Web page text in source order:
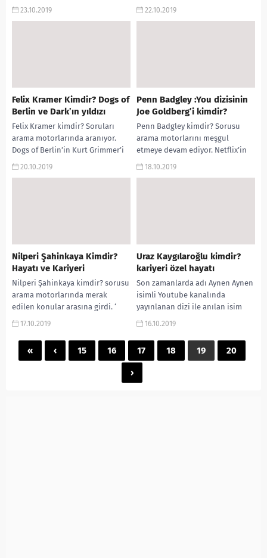
Cranston kimdir? soruları arama
23.10.2019
oyuncu Emma Mackey kimdir?
22.10.2019
Felix Kramer Kimdir? Dogs of
Berlin ve Dark’ın yıldızı
Felix Kramer kimdir? Soruları
arama motorlarında aranıyor.
Dogs of Berlin’in Kurt Grimmer’i
Felix Kramer kimdir? Felix Kramer
20.10.2019
Penn Badgley :You dizisinin
Joe Goldberg’i kimdir?
Penn Badgley kimdir? Sorusu
arama motorlarını meşgul
etmeye devam ediyor. Netflix’in
You dizisinin yıldızı biyografi, kaç
18.10.2019
Nilperi Şahinkaya Kimdir?
Hayatı ve Kariyeri
Nilperi Şahinkaya kimdir? sorusu
arama motorlarında merak
edilen konular arasına girdi. ‘
Nilperi Şahinkaya’nın yaşı?
diziler’, ‘Nilperi...
17.10.2019
Uraz Kaygılaroğlu kimdir?
kariyeri özel hayatı
Son zamanlarda adı Aynen Aynen
isimli Youtube kanalında
yayınlanan dizi ile anılan isim
Uraz Kaygılaroğlu kimdir? İlk
16.10.2019
« ‹ 15 16 17 18 19 20
›